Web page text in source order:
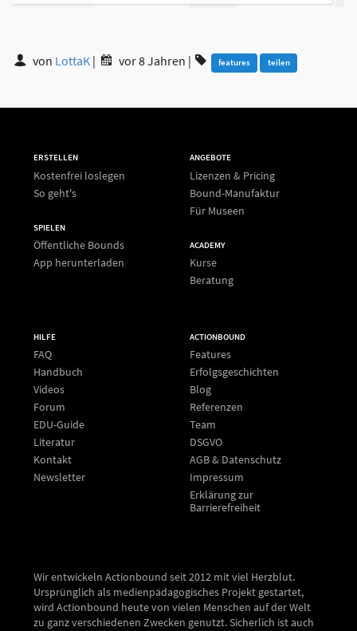
von LottaK | vor 8 Jahren | features teilen
ERSTELLEN
Kostenfrei loslegen
So geht's
SPIELEN
Öffentliche Bounds
App herunterladen
ANGEBOTE
Lizenzen & Pricing
Bound-Manufaktur
Für Museen
ACADEMY
Kurse
Beratung
HILFE
FAQ
Handbuch
Videos
Forum
EDU-Guide
Literatur
Kontakt
Newsletter
ACTIONBOUND
Features
Erfolgsgeschichten
Blog
Referenzen
Team
DSGVO
AGB & Datenschutz
Impressum
Erklärung zur
Barrierefreiheit
Wir entwickeln Actionbound seit 2012 mit viel Herzblut.
Ursprünglich als medienpädagogisches Projekt gestartet,
wird Actionbound heute von vielen Menschen auf der Welt
zu ganz verschiedenen Zwecken genutzt. Sicherlich ist auch